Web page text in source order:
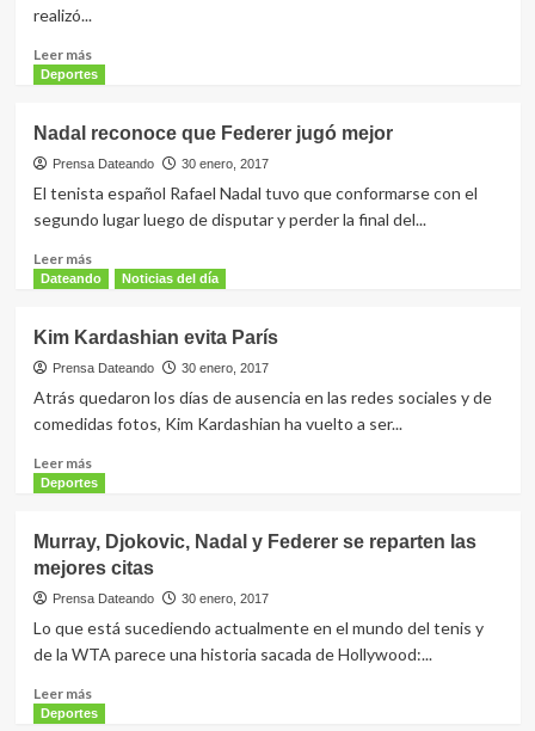
los
Awards
realizó...
Leer másLeer
más
es
la
nueva
Miss
Universo
Deportes
Nadal reconoce que Federer jugó mejor
Prensa Dateando 30 enero, 2017
El tenista español Rafael Nadal tuvo que conformarse con el
segundo lugar luego de disputar y perder la final del...
Leer másLeer
más
reconoce
que
Federer
jugó
Dateando Noticias del día
Kim Kardashian evita París
Prensa Dateando 30 enero, 2017
Atrás quedaron los días de ausencia en las redes sociales y de
comedidas fotos, Kim Kardashian ha vuelto a ser...
Leer másLeer
más
Kardashian
evita
París
Deportes
Murray, Djokovic, Nadal y Federer se reparten las
mejores citas
Prensa Dateando 30 enero, 2017
Lo que está sucediendo actualmente en el mundo del tenis y
de la WTA parece una historia sacada de Hollywood:...
Leer másLeer
más
Deportes